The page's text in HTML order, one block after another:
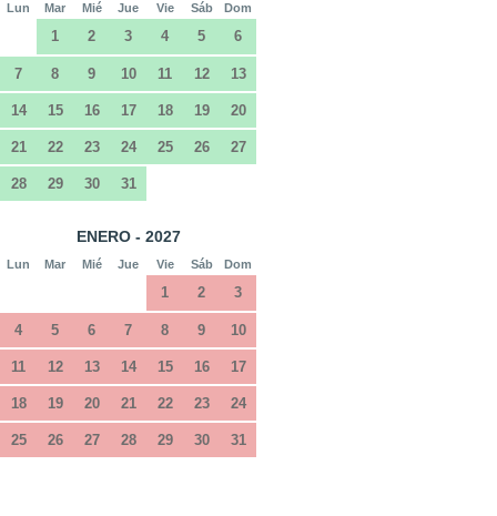
Lun Mar Mié Jue Vie Sáb Dom
1 2 3 4 5 6
7 8 9 10 11 12 13
14 15 16 17 18 19 20
21 22 23 24 25 26 27
28 29 30 31
ENERO - 2027
Lun Mar Mié Jue Vie Sáb Dom
1 2 3
4 5 6 7 8 9 10
11 12 13 14 15 16 17
18 19 20 21 22 23 24
25 26 27 28 29 30 31